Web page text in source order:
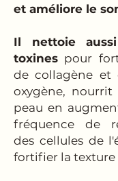
et améliore le
Il nettoie
toxines pour
de collagène et
oxygène,
peau en
fréquence de
des cellules de
fortifier la texture